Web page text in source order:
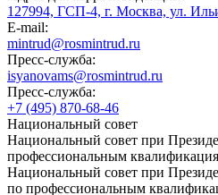
127994, ГСП-4, г. Москва, ул.
E-mail:
mintrud@rosmintrud.ru
Пресс-служба:
isyanovams@rosmintrud.ru
Пресс-служба:
+7 (495) 870-68-46
Национальный совет
Национальный совет при
профессиональным
Национальный совет при
по профессиональным